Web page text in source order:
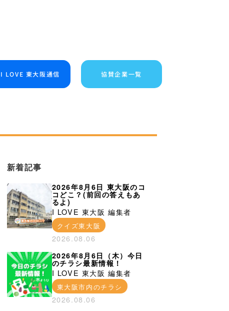
I LOVE 東大阪通信 協賛企業一覧
新着記事
2026年8月6日 東大阪のコ
コどこ？(前回の答えもあ
るよ)
I LOVE 東大阪 編集者
クイズ東大阪
2026.08.06
2026年8月6日（木）今日
のチラシ最新情報！
I LOVE 東大阪 編集者
東大阪市内のチラシ
2026.08.06